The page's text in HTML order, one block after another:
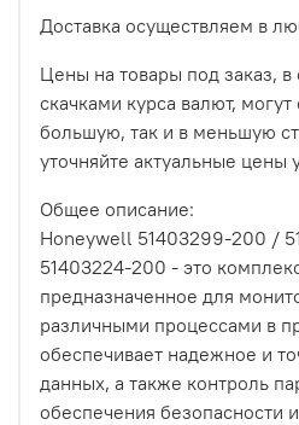
Доставка осуществляем в
Цены на товары под заказ, в
скачками курса валют, могут
большую, так и в меньшую
уточняйте актуальные цены
Общее описание:
Honeywell 51403299-200 /
51403224-200 - это
предназначенное для
различными процессами в
обеспечивает надежное и
данных, а также контроль
обеспечения безопасности